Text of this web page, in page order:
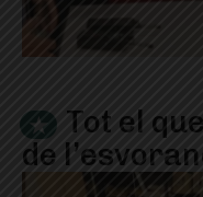
Tot el
de